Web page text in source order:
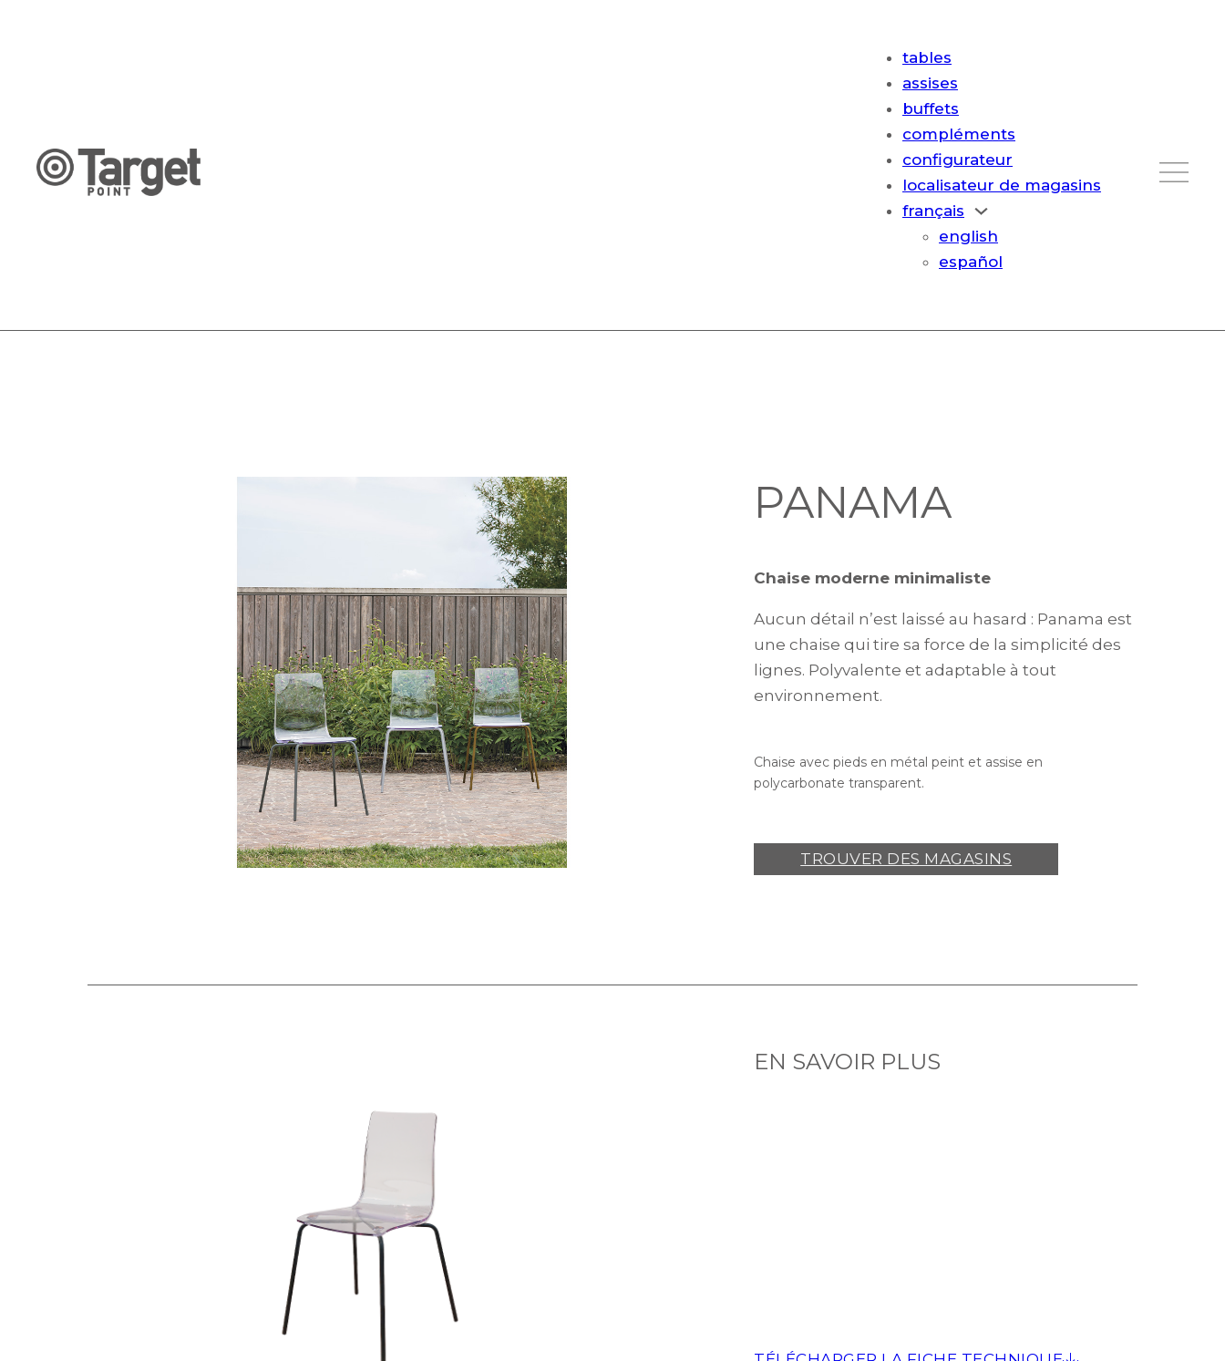
tables
assises
buffets
compléments
configurateur
localisateur de magasins
français
english
español
PANAMA
Chaise moderne minimaliste
Aucun détail n’est laissé au hasard : Panama est
une chaise qui tire sa force de la simplicité des
lignes. Polyvalente et adaptable à tout
environnement.
Chaise avec pieds en métal peint et assise en
polycarbonate transparent.
TROUVER DES MAGASINS
EN SAVOIR PLUS